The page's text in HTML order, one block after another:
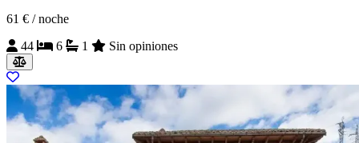
61 € / noche
44
6 1 Sin opiniones